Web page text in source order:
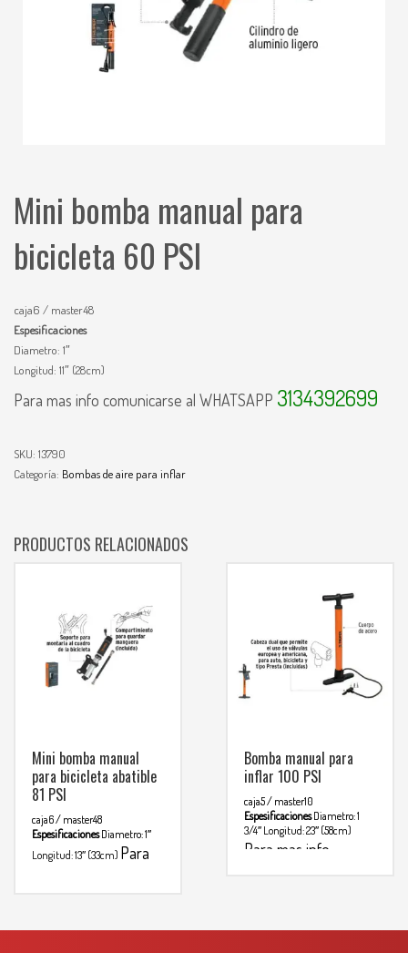
Mini bomba manual para
bicicleta 60 PSI
caja6 / master48
Espesificaciones
Diametro: 1″
Longitud: 11″ (28cm)
Para mas info comunicarse al WHATSAPP 3134392699
SKU: 13790
Categoría: Bombas de aire para inflar
PRODUCTOS RELACIONADOS
Mini bomba manual
para bicicleta abatible
81 PSI
caja6 / master48
Espesificaciones Diametro: 1″
Longitud: 13″ (33cm) Para
WHATSAPP3134392699
Bomba manual para
inflar 100 PSI
caja5 / master10
Espesificaciones Diametro: 1
3/4″ Longitud: 23″ (58cm)
Para mas info